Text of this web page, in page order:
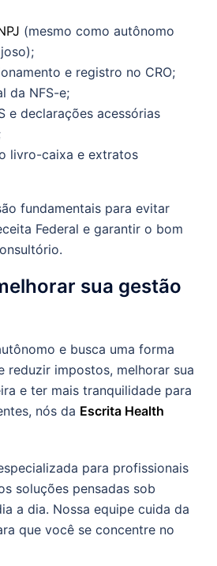
(mesmo como autônomo
e registro no CRO;
da NFS-e;
e declarações acessórias
livro-caixa e extratos
fundamentais para evitar
Federal e garantir o bom
sua gestão
e busca uma forma
reduzir impostos, melhorar sua
e ter mais tranquilidade para
nós da Escrita Health
para profissionais
soluções pensadas sob
a dia. Nossa equipe cuida da
que você se concentre no